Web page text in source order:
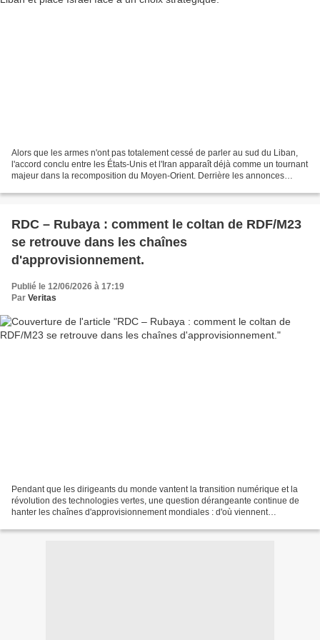
Alors que les armes n'ont pas totalement cessé de parler au sud du Liban,
l'accord conclu entre les États-Unis et l'Iran apparaît déjà comme un tournant
majeur dans la recomposition du Moyen-Orient. Derrière les annonces
RDC – Rubaya : comment le coltan de RDF/M23
se retrouve dans les chaînes
d'approvisionnement.
Publié le 12/06/2026 à 17:19
Par Veritas
Pendant que les dirigeants du monde vantent la transition numérique et la
révolution des technologies vertes, une question dérangeante continue de
hanter les chaînes d'approvisionnement mondiales : d'où viennent